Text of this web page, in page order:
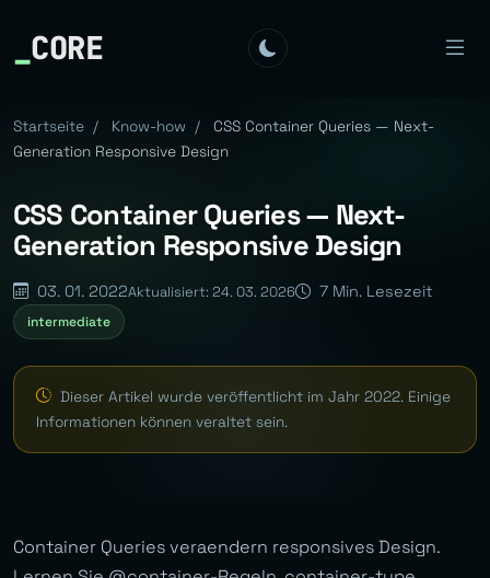
_CORE
Startseite / Know-how /
CSS Container Queries — Next-
Generation Responsive Design
CSS Container Queries — Next-
Generation Responsive Design
03. 01. 2022Aktualisiert: 24. 03. 2026 7 Min. Lesezeit
intermediate
Dieser Artikel wurde veröffentlicht im Jahr 2022. Einige
Informationen können veraltet sein.
Container Queries veraendern responsives Design.